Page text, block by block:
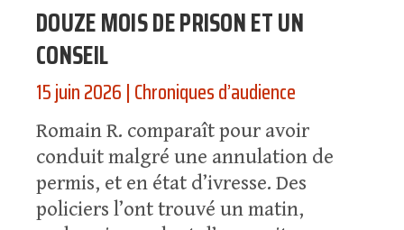
DOUZE MOIS DE PRISON ET UN
CONSEIL
15 juin 2026|Chroniques d’audience
Romain R. comparaît pour avoir
conduit malgré une annulation de
permis, et en état d’ivresse. Des
policiers l’ont trouvé un matin,